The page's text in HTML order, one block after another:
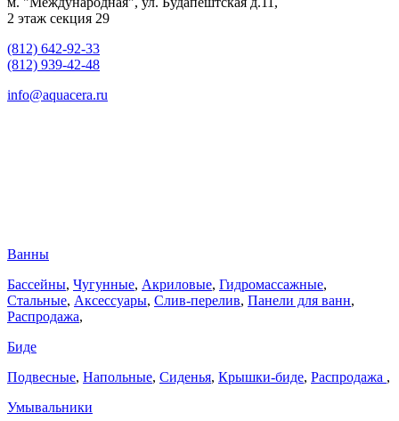
2 этаж секция 29
(812) 642-92-33
(812) 939-42-48
info@aquacera.ru
Ванны
Бассейны, Чугунные, Акриловые, Гидромассажные,
Стальные, Аксессуары, Слив-перелив, Панели для ванн,
Распродажа,
Биде
Подвесные, Напольные, Сиденья, Крышки-биде, Распродажа ,
Умывальники